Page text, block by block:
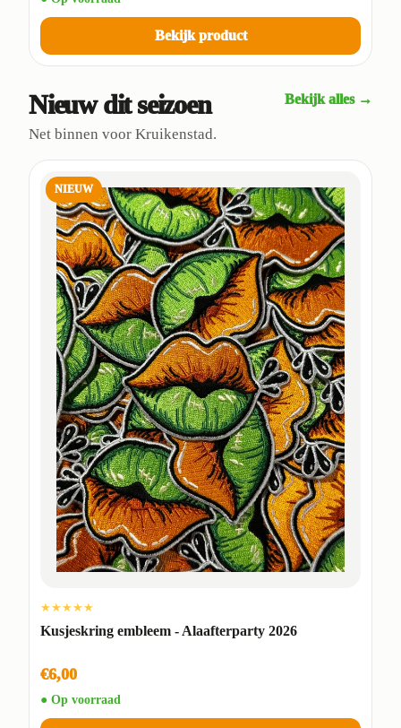
Bekijk product
Nieuw dit seizoen
Net binnen voor Kruikenstad.
Bekijk alles →
NIEUW
★★★★★
Kusjeskring embleem - Alaafterparty 2026
€6,00
● Op voorraad